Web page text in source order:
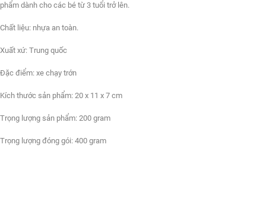
phẩm dành cho các bé từ 3 tuổi trở lên.
Chất liệu: nhựa an toàn.
Xuất xứ: Trung quốc
Đặc điểm: xe chạy trớn
Kích thước sản phẩm: 20 x 11 x 7 cm
Trọng lượng sản phẩm: 200 gram
Trọng lượng đóng gói: 400 gram